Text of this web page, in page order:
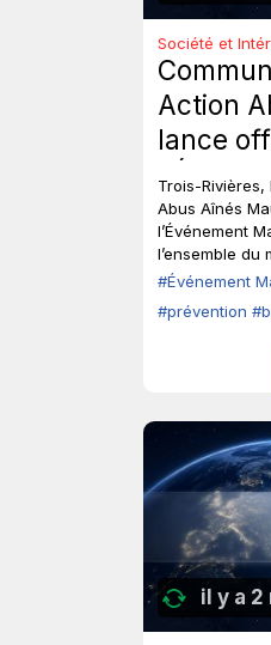
Société et
Action
lance
route.
Trois-
Abus Aînés
l’Événement
l’ensemble du
#Événement
#prévention
il y a 2